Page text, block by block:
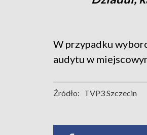
W przypadku
audytu w
Źródło: TVP3 Szczecin